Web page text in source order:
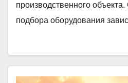
производственного
подбора оборудования